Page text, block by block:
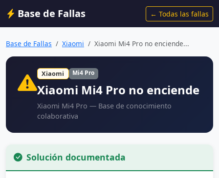
Base de Fallas ← Todas las fallas
Base de Fallas Xiaomi Xiaomi Mi4 Pro no enciende...
Xiaomi Mi4 Pro
Xiaomi Mi4 Pro no enciende
Xiaomi Mi4 Pro — Base de conocimiento
colaborativa
Solución documentada